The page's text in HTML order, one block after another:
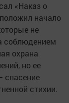
«Наказ о
начало
не
соблюдением
охрана
но ее
спасение
стихии.